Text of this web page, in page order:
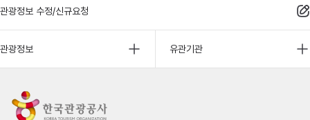
관광정보 수정/신규요청
관광정보 유관기관